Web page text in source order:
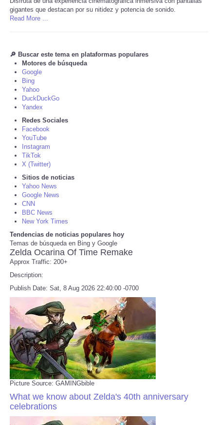
Tecnologia
Tiempo
CATEGORIES
CARTOONS
SEARCH
SHOPPING
Daily Deals
RobinsPost Store
Refund Policy
gigantes que destacan por su nitidez y potencia de sonido.
Read More ...
🔎 Buscar este tema en plataformas populares
Motores de búsqueda
Google
Bing
Yahoo
DuckDuckGo
Yandex
Redes Sociales
Facebook
YouTube
Instagram
TikTok
X (Twitter)
Sitios de noticias
Yahoo News
Google News
CNN
BBC News
New York Times
Tendencias de noticias populares hoy
Temas de búsqueda en Bing y Google
Zelda Ocarina Of Time Remake
Approx Traffic: 200+
Description:
Publish Date: Sat, 8 Aug 2026 22:40:00 -0700
Picture Source: GAMINGbible
What we know about Zelda's 40th anniversary
celebrations